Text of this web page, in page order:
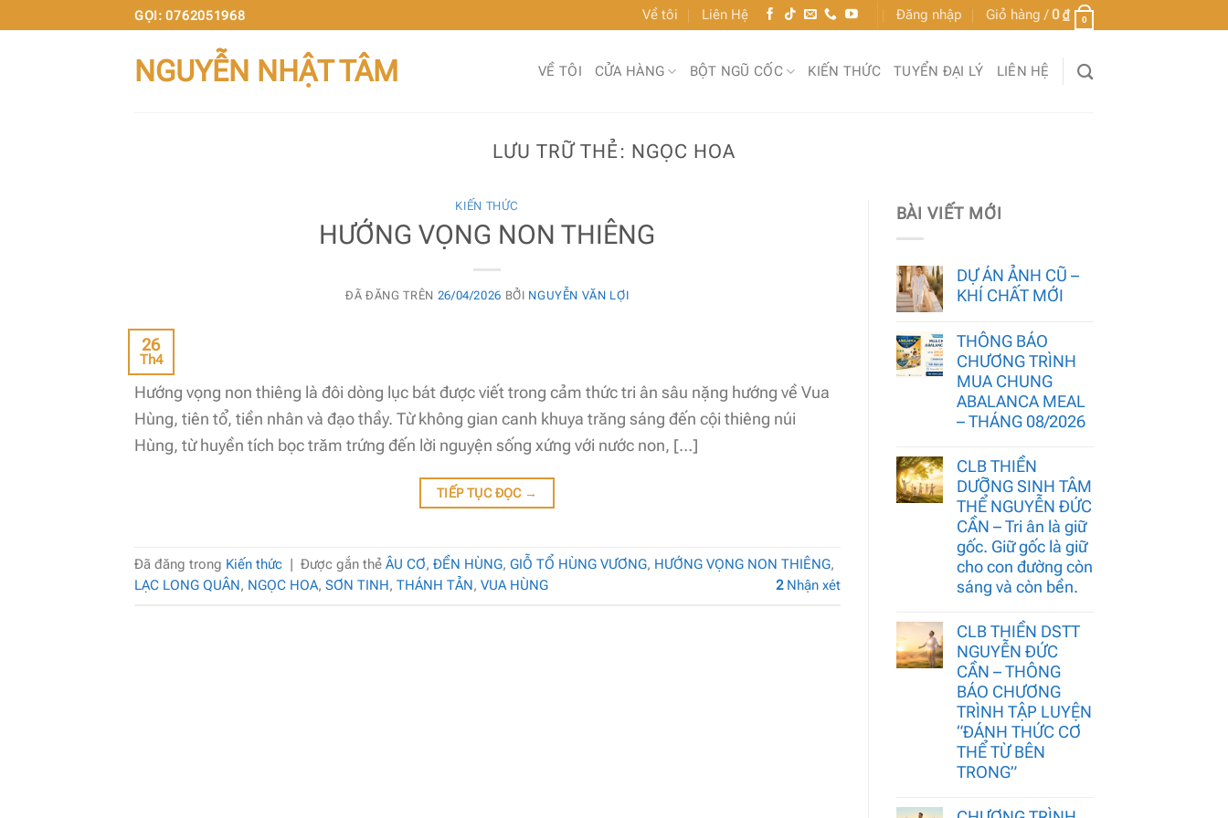
GỌI: 0762051968 Về tôi Liên Hệ Đăng nhập Giỏ hàng /0₫ 0
NGUYỄN NHẬT TÂM VỀ TÔI CỬA HÀNG BỘT NGŨ CỐC KIẾN THỨC TUYỂN ĐẠI LÝ LIÊN HỆ
LƯU TRỮ THẺ: NGỌC HOA
KIẾN THỨC
HƯỚNG VỌNG NON THIÊNG
ĐÃ ĐĂNG TRÊN 26/04/2026 BỞI NGUYỄN VĂN LỢI
26
Th4
Hướng vọng non thiêng là đôi dòng lục bát được viết trong cảm thức tri ân sâu nặng hướng về Vua
Hùng, tiên tổ, tiền nhân và đạo thầy. Từ không gian canh khuya trăng sáng đến cội thiêng núi
Hùng, từ huyền tích bọc trăm trứng đến lời nguyện sống xứng với nước non, […]
TIẾP TỤC ĐỌC →
Đã đăng trong Kiến thức | Được gắn thẻ ÂU CƠ, ĐỀN HÙNG, GIỖ TỔ HÙNG VƯƠNG, HƯỚNG VỌNG NON THIÊNG,
LẠC LONG QUÂN, NGỌC HOA, SƠN TINH, THÁNH TẢN, VUA HÙNG 2Nhận xét
BÀI VIẾT MỚI
DỰ ÁN ẢNH CŨ –
KHÍ CHẤT MỚI
THÔNG BÁO
CHƯƠNG TRÌNH
MUA CHUNG
ABALANCA MEAL
– THÁNG 08/2026
CLB THIỀN
DƯỠNG SINH TÂM
THỂ NGUYỄN ĐỨC
CẦN – Tri ân là giữ
gốc. Giữ gốc là giữ
cho con đường còn
sáng và còn bền.
CLB THIỀN DSTT
NGUYỄN ĐỨC
CẦN – THÔNG
BÁO CHƯƠNG
TRÌNH TẬP LUYỆN
“ĐÁNH THỨC CƠ
THỂ TỪ BÊN
TRONG”